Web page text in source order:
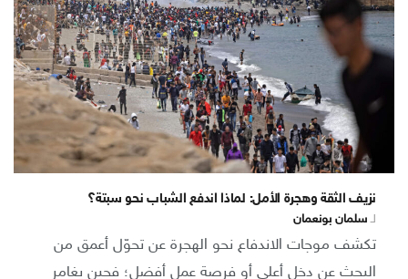
نزيف الثقة وهجرة الأمل: لماذا اندفع الشباب نحو سبتة؟
لـ سلمان بونعمان
تكشف موجات الاندفاع نحو الهجرة عن تحوّل أعمق من
البحث عن دخل أعلى أو فرصة عمل أفضل؛ فحين يغامر